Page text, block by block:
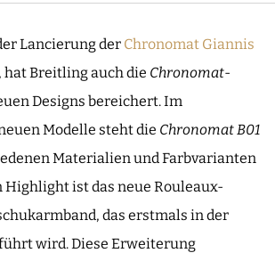
Lancierung der Chronomat Giannis
, hat Breitling auch die Chronomat-
Designs bereichert. Im
Modelle steht die Chronomat B01
Materialien und Farbvarianten
ist das neue Rouleaux-
das erstmals in der
wird. Diese Erweiterung